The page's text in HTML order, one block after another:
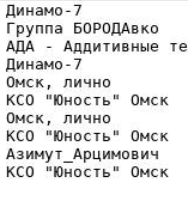
Динамо-7
-
Динамо-7
лично
"Юность"
Омск,
"Юность"